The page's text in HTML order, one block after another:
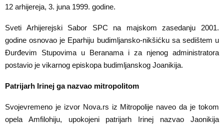
12 arhijereja, 3. juna 1999. godine.
Sveti Arhijerejski Sabor SPC na majskom zasedanju 2001.
godine osnovao je Eparhiju budimljansko-nikšićku sa sedištem u
Đurđevim Stupovima u Beranama i za njenog administratora
postavio je vikarnog episkopa budimljanskog Joanikija.
Patrijarh Irinej ga nazvao mitropolitom
Svojevremeno je izvor Nova.rs iz Mitropolije naveo da je tokom
opela Amfilohiju, upokojeni patrijarh Irinej nazvao Jaonikija